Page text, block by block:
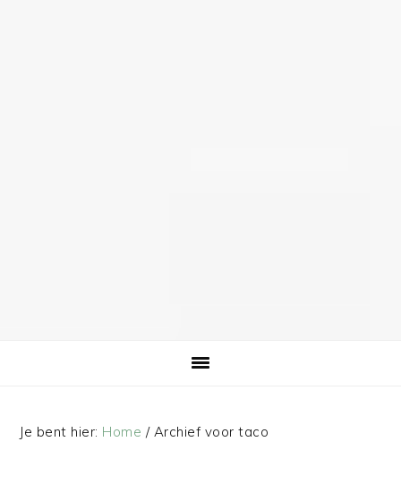
Je bent hier: Home /Archief voor taco